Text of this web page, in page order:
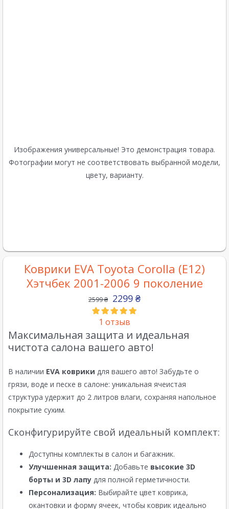
Изображения универсальные! Это демонстрация товара.
Фотографии могут не соответствовать выбранной модели,
цвету, варианту.
Коврики EVA Toyota Corolla (E12)
Хэтчбек 2001-2006 9 поколение
2599₴ 2299 ₴
1 отзыв
Максимальная защита и идеальная
чистота салона вашего авто!
В наличии EVA коврики для вашего авто! Забудьте о
грязи, воде и песке в салоне: уникальная ячеистая
структура удержит до 2 литров влаги, сохраняя напольное
покрытие сухим.
Сконфигурируйте свой идеальный комплект:
Доступны комплекты в салон и багажник.
Улучшенная защита: Добавьте высокие 3D
борты и 3D лапу для полной герметичности.
Персонализация: Выбирайте цвет коврика,
окантовки и форму ячеек, чтобы коврик идеально